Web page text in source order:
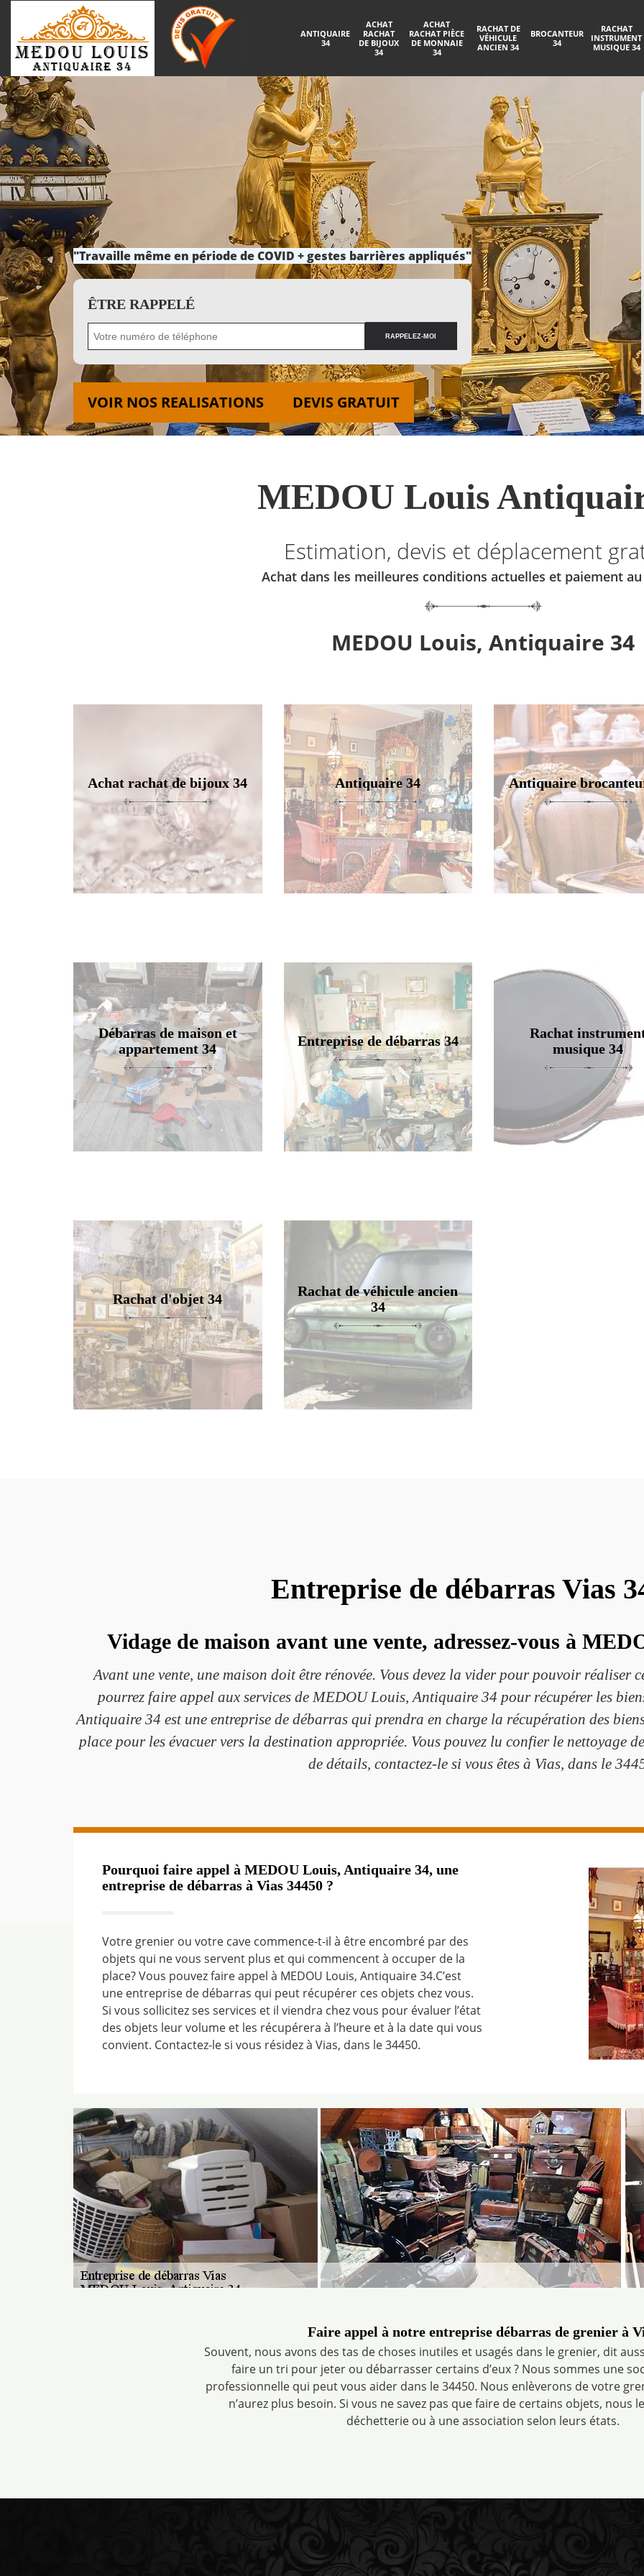
ANTIQUAIRE
34
ACHAT
RACHAT
DE BIJOUX
34
ACHAT
RACHAT PIÈCE
DE MONNAIE
34
RACHAT DE
VÉHICULE
ANCIEN 34
BROCANTEUR
34
RACHAT
INSTRUMENT
MUSIQUE 34
"Travaille même en période de COVID + gestes barrières appliqués"
ÊTRE RAPPELÉ
VOIR NOS REALISATIONS DEVIS GRATUIT
MEDOU Louis
Estimation, devis et déplacement
Achat dans les meilleures conditions actuelles et paiement
MEDOU Louis, Antiquaire 34
Achat rachat de bijoux 34 Antiquaire 34 Antiquaire
Débarras de maison et
appartement 34
Entreprise de débarras 34
Rachat
musique 34
Rachat d'objet 34
Rachat de véhicule ancien
34
Entreprise de débarras Vias
Vidage de maison avant une vente, adressez-vous à
Avant une vente, une maison doit être rénovée. Vous devez la vider pour pouvoir réaliser
pourrez faire appel aux services de MEDOU Louis, Antiquaire 34 pour récupérer les
Antiquaire 34 est une entreprise de débarras qui prendra en charge la récupération des
place pour les évacuer vers la destination appropriée. Vous pouvez lu confier le nettoyage
de détails, contactez-le si vous êtes à Vias, dans le
Pourquoi faire appel à MEDOU Louis, Antiquaire 34, une
entreprise de débarras à Vias 34450 ?
Votre grenier ou votre cave commence-t-il à être encombré par des
objets qui ne vous servent plus et qui commencent à occuper de la
place? Vous pouvez faire appel à MEDOU Louis, Antiquaire 34.C’est
une entreprise de débarras qui peut récupérer ces objets chez vous.
Si vous sollicitez ses services et il viendra chez vous pour évaluer l’état
des objets leur volume et les récupérera à l’heure et à la date qui vous
convient. Contactez-le si vous résidez à Vias, dans le 34450.
Faire appel à notre entreprise débarras de grenier à
Souvent, nous avons des tas de choses inutiles et usagés dans le grenier, dit
faire un tri pour jeter ou débarrasser certains d’eux ? Nous sommes une
professionnelle qui peut vous aider dans le 34450. Nous enlèverons de votre
n’aurez plus besoin. Si vous ne savez pas que faire de certains objets, nous
déchetterie ou à une association selon leurs états.